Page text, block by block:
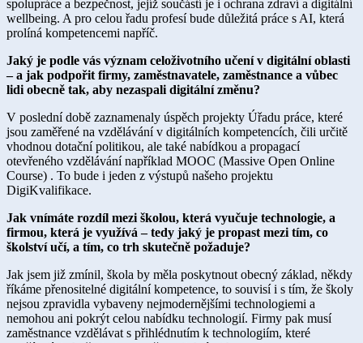
spolupráce a bezpečnost, jejíž součástí je i ochrana zdraví a digitální
wellbeing. A pro celou řadu profesí bude důležitá práce s AI, která
prolíná kompetencemi napříč.
Jaký je podle vás význam celoživotního učení v digitální oblasti
– a jak podpořit firmy, zaměstnavatele, zaměstnance a vůbec
lidi obecně tak, aby nezaspali digitální změnu?
V poslední době zaznamenaly úspěch projekty Úřadu práce, které
jsou zaměřené na vzdělávání v digitálních kompetencích, čili určitě
vhodnou dotační politikou, ale také nabídkou a propagací
otevřeného vzdělávání například MOOC (Massive Open Online
Course) . To bude i jeden z výstupů našeho projektu
DigiKvalifikace.
Jak vnímáte rozdíl mezi školou, která vyučuje technologie, a
firmou, která je využívá – tedy jaký je propast mezi tím, co
školství učí, a tím, co trh skutečně požaduje?
Jak jsem již zmínil, škola by měla poskytnout obecný základ, někdy
říkáme přenositelné digitální kompetence, to souvisí i s tím, že školy
nejsou zpravidla vybaveny nejmodernějšími technologiemi a
nemohou ani pokrýt celou nabídku technologií. Firmy pak musí
zaměstnance vzdělávat s přihlédnutím k technologiím, které